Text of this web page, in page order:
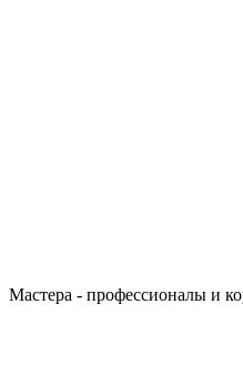
Мастера - профессионалы и